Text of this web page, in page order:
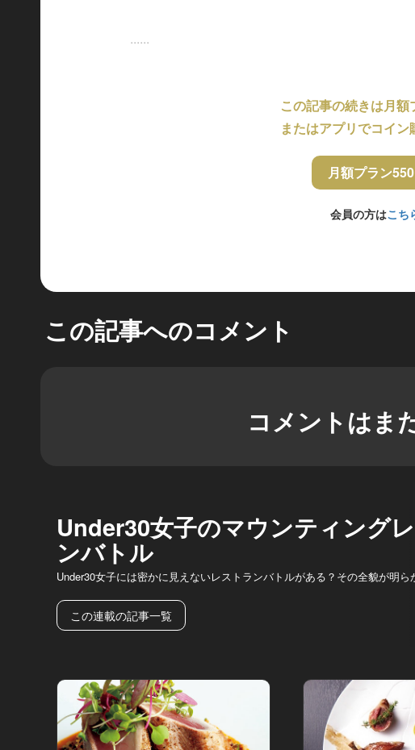
......
この記事の続きは月額
またはアプリでコイ
月額プラン
会員の方はこち
この記事へのコメント
コメントはま
Under30女子のマウンティング
ンバトル
Under30女子には密かに見えないレストランバトルがある？その全貌が明ら
この連載の記事一覧